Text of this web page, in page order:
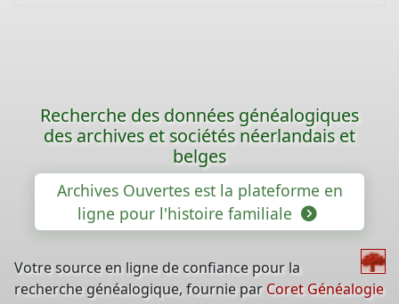
Recherche des données généalogiques
des archives et sociétés néerlandais et
belges
Archives Ouvertes est la plateforme en
ligne pour l'histoire familiale
Votre source en ligne de confiance pour la
recherche généalogique, fournie par Coret Généalogie